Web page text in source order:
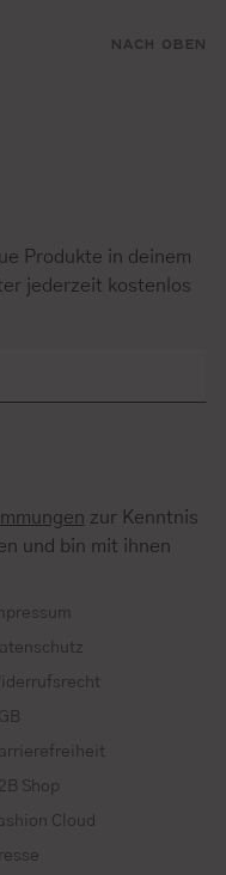
NACH OBEN
Produkte in deinem
jederzeit kostenlos
zur Kenntnis
und bin mit ihnen
Shop
Cloud